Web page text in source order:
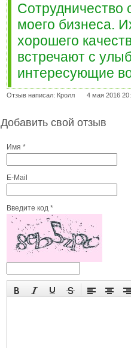
Сотрудничество
моего бизнеса.
хорошего
встречают с
интересующие
Отзыв написал: Кролл 4 мая 2016
Добавить свой отзыв
Имя *
E-Mail
Введите код *